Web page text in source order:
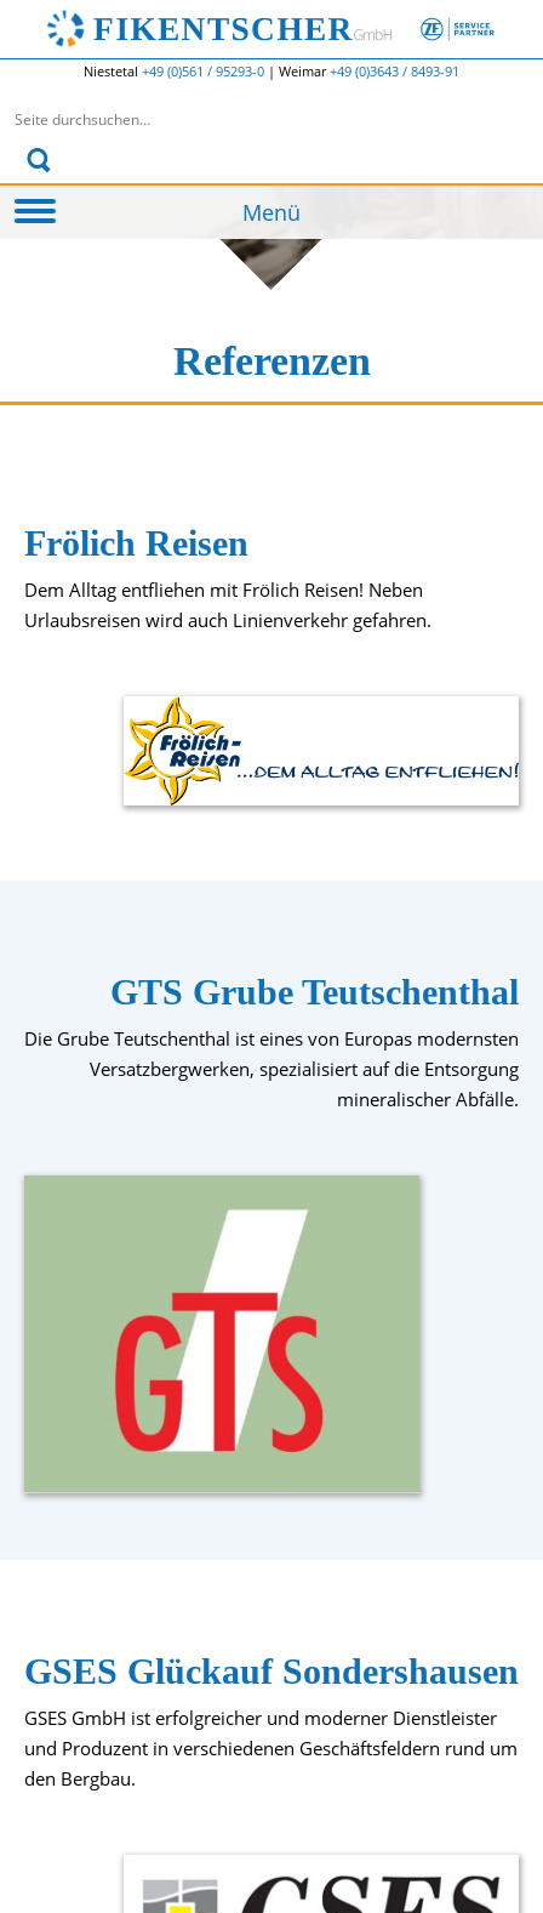
Niestetal +49 (0)561 / 95293-0 | Weimar+49 (0)3643 / 8493-91
Suchen nach:
Menü
Referenzen
Frölich Reisen
Dem Alltag entfliehen mit Frölich Reisen! Neben
Urlaubsreisen wird auch Linienverkehr gefahren.
GTS Grube Teutschenthal
Die Grube Teutschenthal ist eines von Europas modernsten
Versatzbergwerken, spezialisiert auf die Entsorgung
mineralischer Abfälle.
GSES Glückauf Sondershausen
GSES GmbH ist erfolgreicher und moderner Dienstleister
und Produzent in verschiedenen Geschäftsfeldern rund um
den Bergbau.